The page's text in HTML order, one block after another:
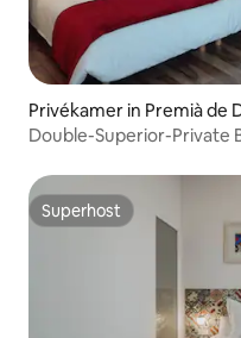
Privékamer in Premià de
Double-Superior-Private
Superhost
Superhost